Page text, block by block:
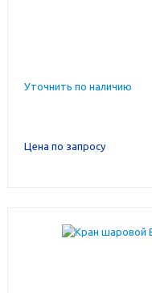
Уточнить по наличию
Цена по запросу